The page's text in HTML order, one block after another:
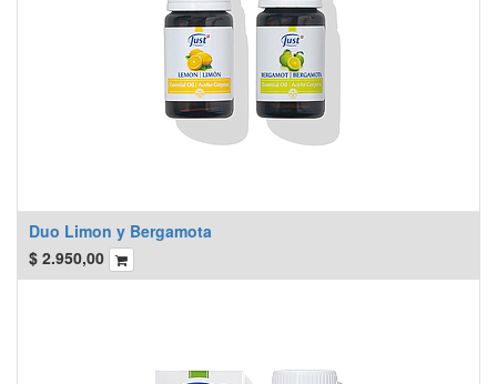
Duo Limon y Bergamota
$ 2.950,00